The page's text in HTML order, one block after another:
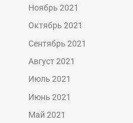
Ноябрь 2021
Октябрь 2021
Сентябрь 2021
Август 2021
Июль 2021
Июнь 2021
Май 2021